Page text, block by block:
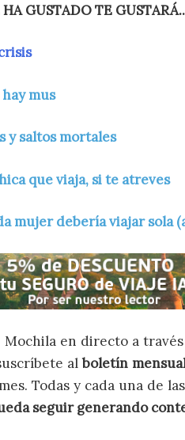
HA GUSTADO TE GUSTARÁ..
mus
y saltos mortales
que viaja, si te atreves
mujer debería viajar sola
Mochila en directo a
al boletín
Todas y cada una de
seguir generando